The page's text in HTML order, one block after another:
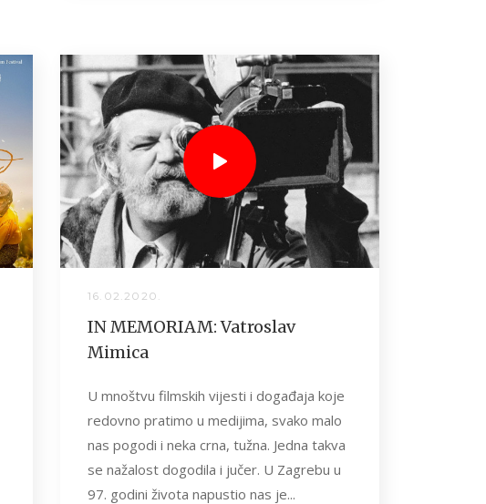
16.02.2020.
IN MEMORIAM: Vatroslav
Mimica
U mnoštvu filmskih vijesti i događaja koje
redovno pratimo u medijima, svako malo
nas pogodi i neka crna, tužna. Jedna takva
se nažalost dogodila i jučer. U Zagrebu u
97. godini života napustio nas je...